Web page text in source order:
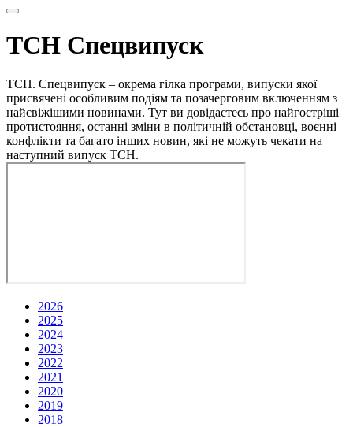
ТСН Спецвипуск
ТСН. Спецвипуск – окрема гілка програми, випуски якої
присвячені особливим подіям та позачерговим включенням з
найсвіжішими новинами. Тут ви довідаєтесь про найгостріші
протистояння, останні зміни в політичній обстановці, воєнні
конфлікти та багато інших новин, які не можуть чекати на
наступний випуск ТСН.
2026
2025
2024
2023
2022
2021
2020
2019
2018